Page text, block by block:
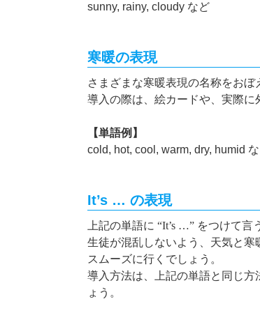
sunny, rainy, cloudy など
寒暖の表現
さまざまな寒暖表現の名称をおぼ
導入の際は、絵カードや、実際に
【単語例】
cold, hot, cool, warm, dry, humid
It’s … の表現
上記の単語に “It’s …” をつけて言
生徒が混乱しないよう、天気と
スムーズに行くでしょう。
導入方法は、上記の単語と同じ
ょう。